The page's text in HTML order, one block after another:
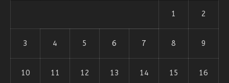
1 2
3 4 5 6 7 8 9
10 11 12 13 14 15 16